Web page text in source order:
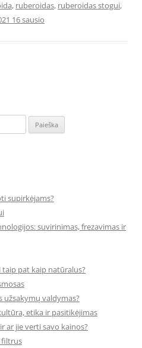
, ruberoidas, ruberoidas stogui,
16 sausio
supirkėjams?
suvirinimas, frezavimas ir
pat kaip natūralus?
užsakymų valdymas?
etika ir pasitikėjimas
ar jie verti savo kainos?
filtrus